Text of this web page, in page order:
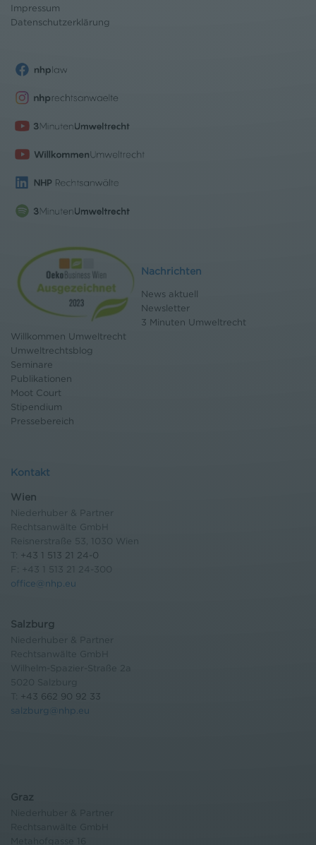
Impressum
Datenschutzerklärung
Nachrichten
News aktuell
Newsletter
3 Minuten Umweltrecht
Willkommen Umweltrecht
Umweltrechtsblog
Seminare
Publikationen
Moot Court
Stipendium
Pressebereich
Kontakt
Wien
Niederhuber & Partner
Rechtsanwälte GmbH
Reisnerstraße 53, 1030 Wien
+43 1 513 21 24-0
F: +43 1 513 21 24-300
office@nhp.eu
Salzburg
Niederhuber & Partner
Rechtsanwälte GmbH
Wilhelm-Spazier-Straße 2a
5020 Salzburg
+43 662 90 92 33
salzburg@nhp.eu
Graz